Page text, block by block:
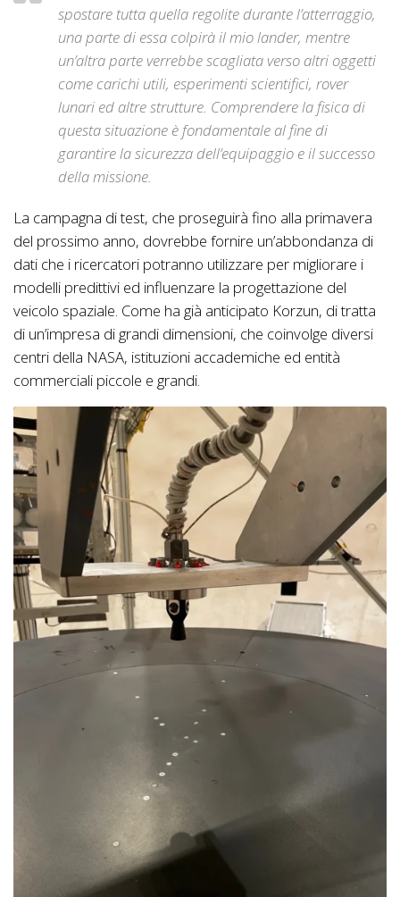
spostare tutta quella regolite durante l’atterraggio,
una parte di essa colpirà il mio lander, mentre
un’altra parte verrebbe scagliata verso altri oggetti
come carichi utili, esperimenti scientifici, rover
lunari ed altre strutture. Comprendere la fisica di
questa situazione è fondamentale al fine di
garantire la sicurezza dell’equipaggio e il successo
della missione.
La campagna di test, che proseguirà fino alla primavera
del prossimo anno, dovrebbe fornire un’abbondanza di
dati che i ricercatori potranno utilizzare per migliorare i
modelli predittivi ed influenzare la progettazione del
veicolo spaziale. Come ha già anticipato Korzun, di tratta
di un’impresa di grandi dimensioni, che coinvolge diversi
centri della NASA, istituzioni accademiche ed entità
commerciali piccole e grandi.